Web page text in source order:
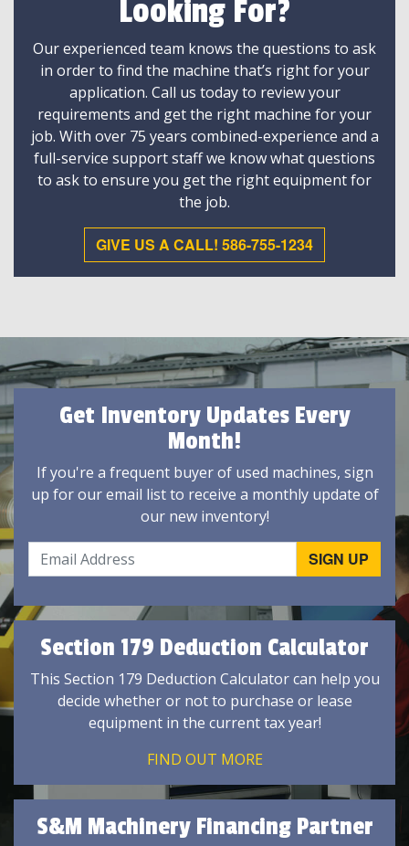
Looking For?
Our experienced team knows the questions to ask
in order to find the machine that’s right for your
application. Call us today to review your
requirements and get the right machine for your
job. With over 75 years combined-experience and a
full-service support staff we know what questions
to ask to ensure you get the right equipment for
the job.
GIVE US A CALL! 586-755-1234
Get Inventory Updates Every
Month!
If you're a frequent buyer of used machines, sign
up for our email list to receive a monthly update of
our new inventory!
Section 179 Deduction Calculator
This Section 179 Deduction Calculator can help you
decide whether or not to purchase or lease
equipment in the current tax year!
FIND OUT MORE
S&M Machinery Financing Partner